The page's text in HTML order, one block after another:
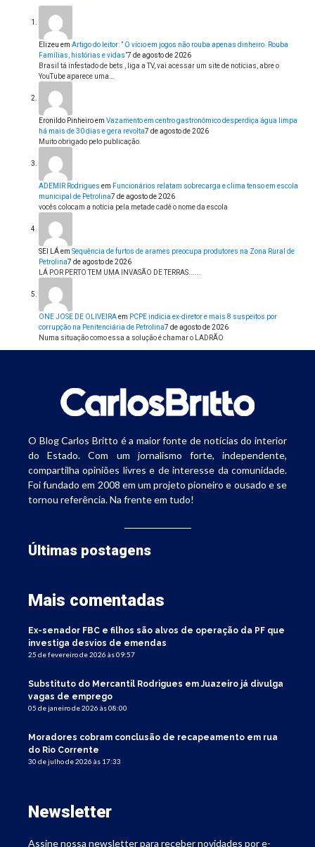
Elizeu em Artigo do leitor: ” O vício em jogos não rouba apenas dinheiro. Rouba
Famílias, histórias e vidas”7 de agosto de 2026
Brasil tá infestado de bets , liga a TV, vai acessar um site de notícias, abre o
YouTube aparece uma…
Eronildo Pinheiroem Vazamento em centro gastronômico desperdiça água limpa
há mais de 30 dias e gera revolta7 de agosto de 2026
Muito obrigado pelo publicação.
ADEMIR Rodrigues em Funcionários relatam sobrecarga e clima tenso em escola
municipal de Petrolina7 de agosto de 2026
vocês colocam a notícia pela metade cadê o nome da escola
SEI LÁem Sequência de furtos de arames preocupa produtores na Zona Rural de
Petrolina7 de agosto de 2026
LÁ POR PERTO TEM UMA INVASÃO DE TERRAS......
ONE JOSE DE OLIVEIRAem PCPE indicia ex-diretor e mais 8 suspeitos por
corrupção na Penitenciária de Petrolina7 de agosto de 2026
Numa situação como essa a solução é chamar o LADRÃO
O Blog Carlos Britto é a maior fonte de notícias do interior
do Estado. Com um jornalismo forte, independente,
compartilha opiniões livres e de interesse da comunidade.
Foi fundado em 2008 em um projeto pioneiro e ousado e se
tornou referência. Na frente em tudo!
Últimas postagens
Mais comentadas
Ex-senador FBC e filhos são alvos de operação da PF que
investiga desvios de emendas
25 de fevereiro de 2026 às 09:57
Substituto do Mercantil Rodrigues em Juazeiro já divulga
vagas de emprego
05 de janeiro de 2026 às 08:00
Moradores cobram conclusão de recapeamento em rua
do Rio Corrente
30 de julho de 2026 às 17:33
Newsletter
Assine nossa newsletter para receber novidades por e-